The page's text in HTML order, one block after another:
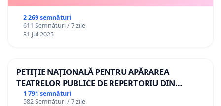
2 269 semnături
611 Semnături / 7 zile
31 Jul 2025
PETIȚIE NAȚIONALĂ PENTRU APĂRAREA
TEATRELOR PUBLICE DE REPERTORIU DIN
ROMÂNIA
1 791 semnături
582 Semnături / 7 zile